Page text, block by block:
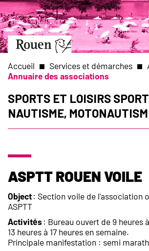
Aller
au
contenu
principal
Aller
à
page
d’accueil
Slide
1
of
1
Fil
d'Ariane
Accueil Services et démarches
Annuaire des associations
Sports et Loisirs
Nautisme,
ASPTT Rouen Voile
Object: Section voile de l'association
ASPTT
Activités : Bureau ouvert de 9 heures
13 heures à 17 heures en semaine.
Principale manifestation : semi